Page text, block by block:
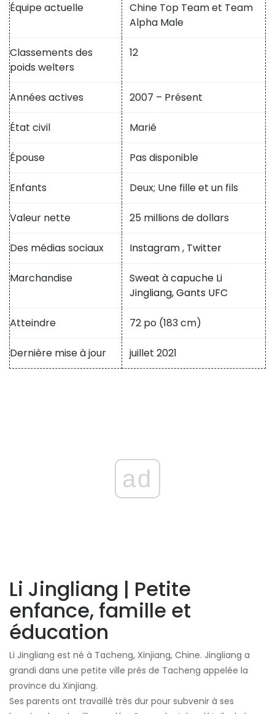
Équipe actuelle
Chine Top Team et Team
Alpha Male
Classements des
poids welters
12
Années actives 2007 – Présent
État civil Marié
Épouse Pas disponible
Enfants Deux; Une fille et un fils
Valeur nette 25 millions de dollars
Des médias sociaux Instagram, Twitter
Marchandise
Sweat à capuche Li
Jingliang,Gants UFC
Atteindre 72 po (183 cm)
Dernière mise à jour juillet 2021
ad
Li Jingliang | Petite
enfance, famille et
éducation
Li Jingliang est né à Tacheng, Xinjiang, Chine. Jingliang a
grandi dans une petite ville près de Tacheng appelée la
province du Xinjiang.
Ses parents ont travaillé très dur pour subvenir à ses